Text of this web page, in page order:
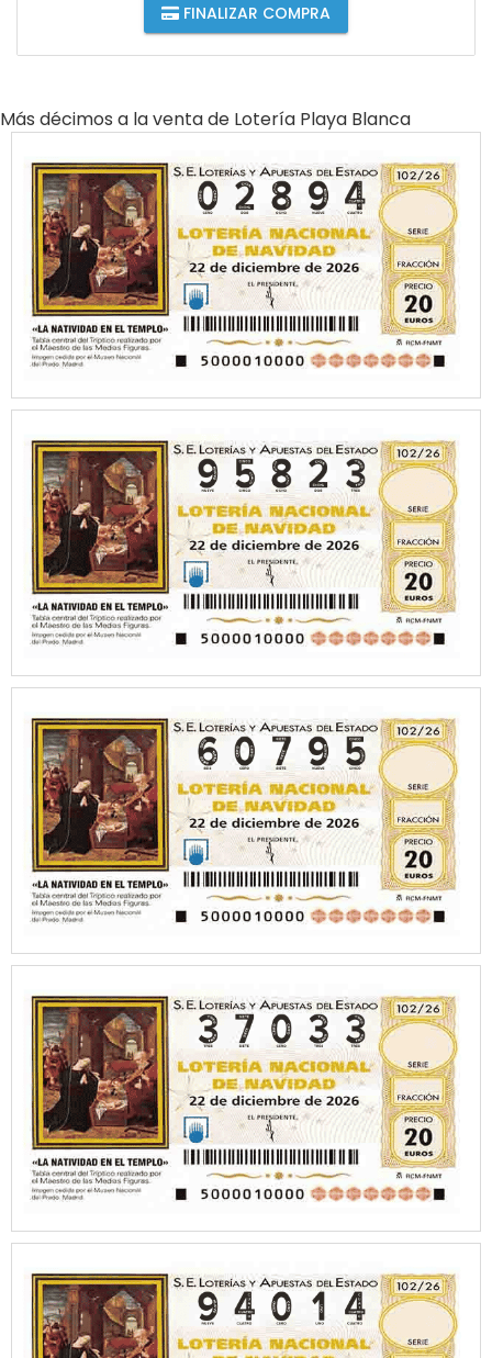
FINALIZAR COMPRA
Más décimos a la venta de Lotería Playa Blanca